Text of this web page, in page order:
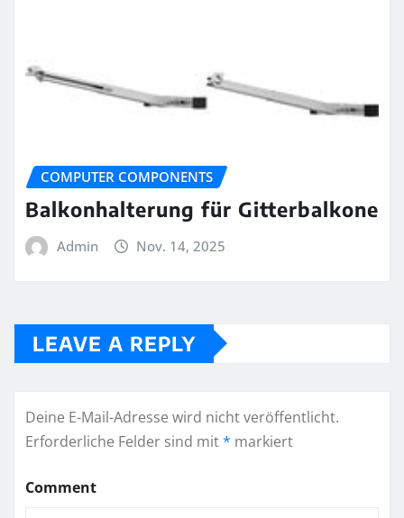
COMPUTER COMPONENTS
Balkonhalterung für Gitterbalkone
Admin Nov. 14, 2025
LEAVE A REPLY
Deine E-Mail-Adresse wird nicht veröffentlicht.
Erforderliche Felder sind mit* markiert
Comment